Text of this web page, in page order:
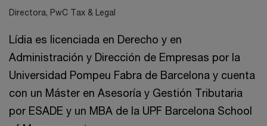
Directora, PwC Tax & Legal
Lídia es licenciada en Derecho y en
Administración y Dirección de Empresas por la
Universidad Pompeu Fabra de Barcelona y cuenta
con un Máster en Asesoría y Gestión Tributaria
por ESADE y un MBA de la UPF Barcelona School